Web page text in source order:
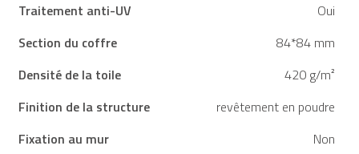
Traitement anti-UV
Oui
Section du coffre
84*84 mm
Densité de la toile
420 g/m²
Finition de la structure
revêtement en poudre
Fixation au mur
Non